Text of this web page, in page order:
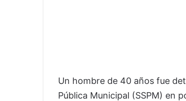
Un hombre de 40 años fue
Pública Municipal (SSPM) en